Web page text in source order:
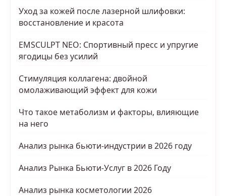
Уход за кожей после лазерной шлифовки:
восстановление и красота
EMSCULPT NEO: Спортивный пресс и упругие
ягодицы без усилий
Стимуляция коллагена: двойной
омолаживающий эффект для кожи
Что такое метаболизм и факторы, влияющие
на него
Анализ рынка бьюти-индустрии в 2026 году
Анализ Рынка Бьюти-Услуг в 2026 Году
Анализ рынка косметологии 2026